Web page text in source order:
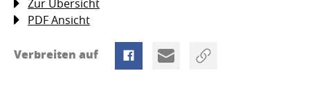
Zur Übersicht
PDF Ansicht
Verbreiten auf